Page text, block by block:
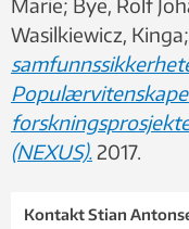
Wasilkiewicz,
(NEXUS).2017.
Kontakt Stian